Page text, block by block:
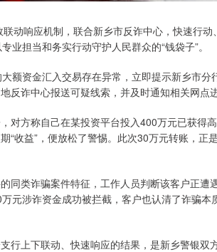
动响应机制，联合新乡市反诈中心，快速行
担当和务实行动守护人民群众的“钱袋子”。
额资金汇入交易存在异常，立即提示新乡市分
反诈中心报送可疑线索，并及时通知相关网点
对方称自己在某投资平台投入400万元已获得
“收益”，便放松了警惕。此次30万元转账，正
同类诈骗案件特征，工作人员判断该客户正遭
元涉诈资金成功被拦截，客户也认清了诈骗本
行上下联动、快速响应的结果，是新乡警银双